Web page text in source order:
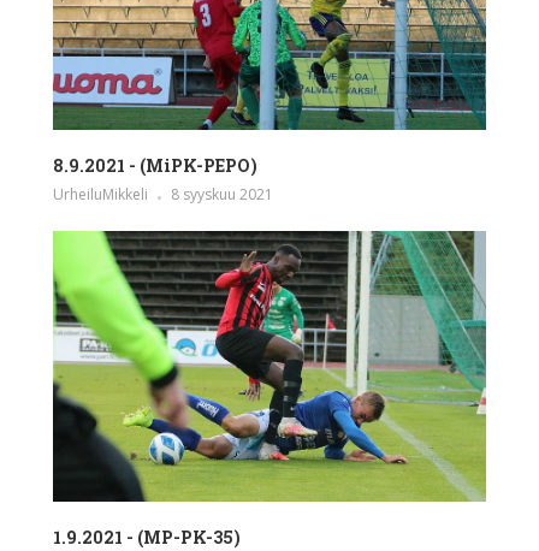
8.9.2021 - (MiPK-PEPO)
UrheiluMikkeli 8 syyskuu 2021
1.9.2021 - (MP-PK-35)